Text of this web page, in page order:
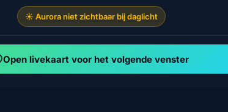
☀️ Aurora niet zichtbaar bij daglicht
Open livekaart voor het volgende venster